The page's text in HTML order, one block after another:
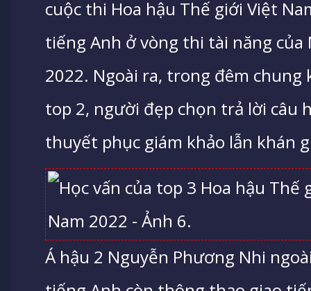
cuộc thi Hoa hậu Thế giới Việt
tiếng Anh ở vòng thi tài năng của
2022. Ngoài ra, trong đêm chung
top 2, người đẹp chọn trả lời câu
thuyết phục giám khảo lẫn khán
Á hậu 2 Nguyễn Phương Nhi